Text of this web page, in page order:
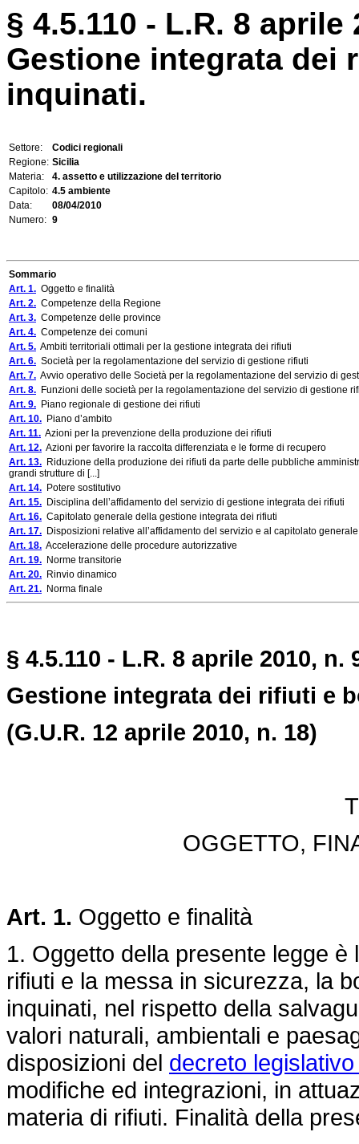
§ 4.5.110 - L.R. 8 aprile
Gestione integrata dei
inquinati.
Settore:
Codici regionali
Regione: Sicilia
Materia:
4. assetto e utilizzazione del territorio
Capitolo: 4.5 ambiente
Data:
08/04/2010
Numero: 9
Sommario
Art. 1. Oggetto e finalità
Art. 2. Competenze della Regione
Art. 3. Competenze delle province
Art. 4. Competenze dei comuni
Art. 5. Ambiti territoriali ottimali per la gestione integrata dei rifiuti
Art. 6. Società per la regolamentazione del servizio di gestione rifiuti
Art. 7. Avvio operativo delle Società per la regolamentazione del servizio di
Art. 8. Funzioni delle società per la regolamentazione del servizio di gestione
Art. 9. Piano regionale di gestione dei rifiuti
Art. 10. Piano d’ambito
Art. 11. Azioni per la prevenzione della produzione dei rifiuti
Art. 12. Azioni per favorire la raccolta differenziata e le forme di recupero
Art. 13. Riduzione della produzione dei rifiuti da parte delle pubbliche
grandi strutture di [...]
Art. 14. Potere sostitutivo
Art. 15. Disciplina dell’affidamento del servizio di gestione integrata dei rifiuti
Art. 16. Capitolato generale della gestione integrata dei rifiuti
Art. 17. Disposizioni relative all’affidamento del servizio e al capitolato generale
Art. 18. Accelerazione delle procedure autorizzative
Art. 19. Norme transitorie
Art. 20. Rinvio dinamico
Art. 21. Norma finale
§ 4.5.110 - L.R. 8 aprile 2010, n.
Gestione integrata dei rifiuti e
(G.U.R. 12 aprile 2010, n. 18)
OGGETTO,
Art. 1. Oggetto e finalità
1. Oggetto della presente legge
rifiuti e la messa in sicurezza, la
inquinati, nel rispetto della
valori naturali, ambientali e
disposizioni del decreto
modifiche ed integrazioni, in
materia di rifiuti. Finalità della